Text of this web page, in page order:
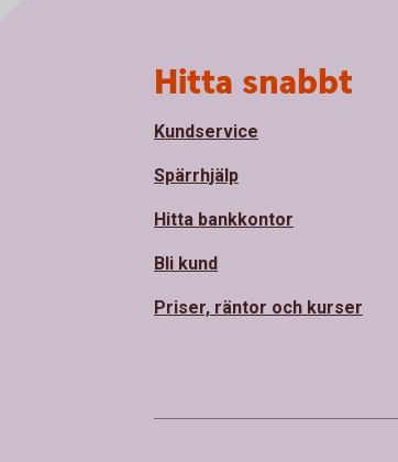
Hitta snabbt
Kundservice
Spärrhjälp
Hitta bankkontor
Bli kund
Priser, räntor och kurser